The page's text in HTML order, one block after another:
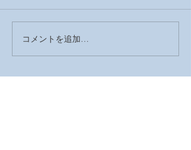
2026年 明けましておめで
とうございます
コメントを追加…